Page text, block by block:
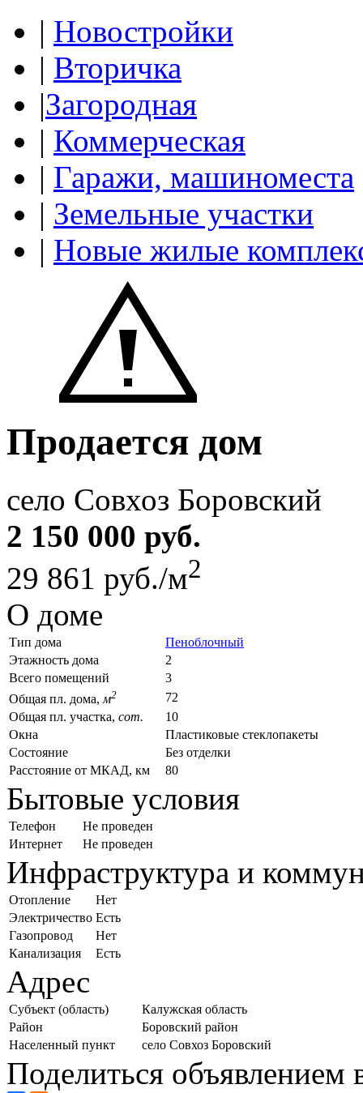
| Новостройки
| Вторичка
|Загородная
| Коммерческая
| Гаражи, машиноместа
| Земельные участки
| Новые жилые
Продается дом
село Совхоз Боровский
2 150 000 руб.
29 861 руб./м2
О доме
Тип дома
Пеноблочный
Этажность дома
2
Всего помещений
3
Общая пл. дома, м2
72
Общая пл. участка, сот.
10
Окна
Пластиковые стеклопакеты
Состояние
Без отделки
Расстояние от МКАД, км
80
Бытовые условия
Телефон
Не проведен
Интернет
Не проведен
Инфраструктура и
Отопление
Нет
Электричество Есть
Газопровод
Нет
Канализация
Есть
Адрес
Субъект (область)
Калужская область
Район
Боровский район
Населенный пункт
село Совхоз Боровский
Поделиться объявлением